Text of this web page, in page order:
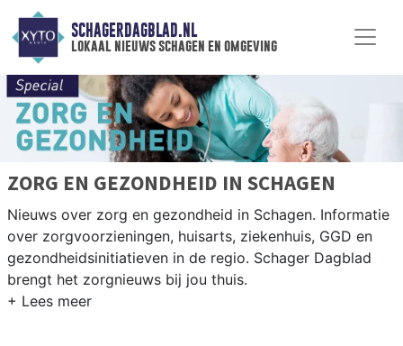
SCHAGERDAGBLAD.NL
lokaal nieuws schagen en omgeving
ZORG EN GEZONDHEID IN SCHAGEN
Nieuws over zorg en gezondheid in Schagen. Informatie
over zorgvoorzieningen, huisarts, ziekenhuis, GGD en
gezondheidsinitiatieven in de regio. Schager Dagblad
brengt het zorgnieuws bij jou thuis.